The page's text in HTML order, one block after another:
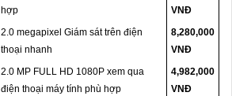
hợp
VNĐ
2.0 megapixel Giám sát trên điện
thoại nhanh
8,280,000
VNĐ
2.0 MP FULL HD 1080P xem qua
điện thoại máy tính phù hợp
4,982,000
VNĐ